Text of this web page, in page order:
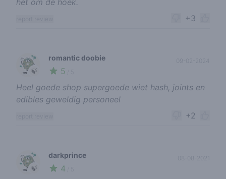
het om de hoek.
+3
🍃
romantic doobie
5
Heel goede shop supergoede wiet hash, joints en
edibles geweldig personeel
+2
🍃
darkprince
4